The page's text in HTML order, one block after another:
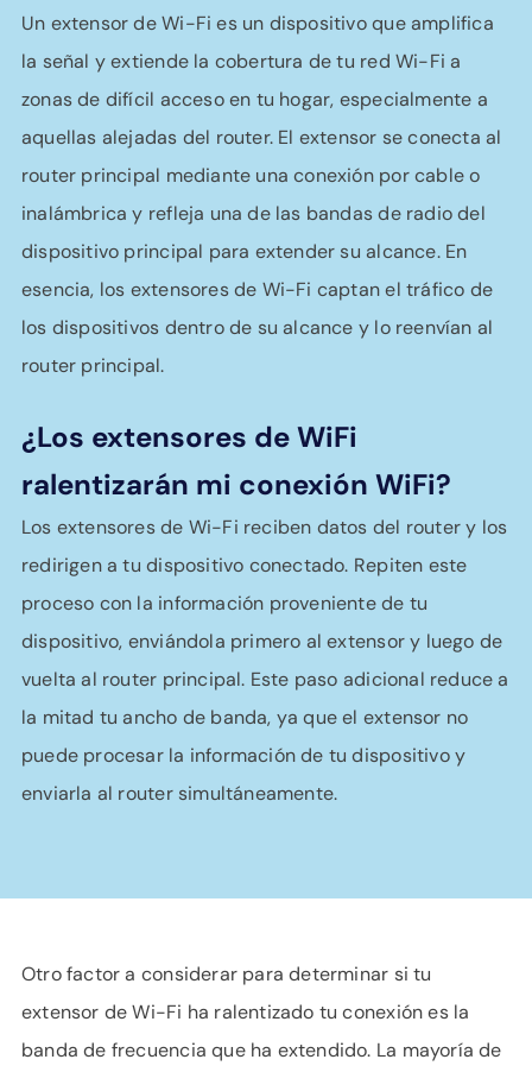
Un extensor de Wi-Fi es un dispositivo que amplifica
la señal y extiende la cobertura de tu red Wi-Fi a
zonas de difícil acceso en tu hogar, especialmente a
aquellas alejadas del router. El extensor se conecta al
router principal mediante una conexión por cable o
inalámbrica y refleja una de las bandas de radio del
dispositivo principal para extender su alcance. En
esencia, los extensores de Wi-Fi captan el tráfico de
los dispositivos dentro de su alcance y lo reenvían al
router principal.
¿Los extensores de WiFi
ralentizarán mi conexión WiFi?
Los extensores de Wi-Fi reciben datos del router y los
redirigen a tu dispositivo conectado. Repiten este
proceso con la información proveniente de tu
dispositivo, enviándola primero al extensor y luego de
vuelta al router principal. Este paso adicional reduce a
la mitad tu ancho de banda, ya que el extensor no
puede procesar la información de tu dispositivo y
enviarla al router simultáneamente.
Otro factor a considerar para determinar si tu
extensor de Wi-Fi ha ralentizado tu conexión es la
banda de frecuencia que ha extendido. La mayoría de